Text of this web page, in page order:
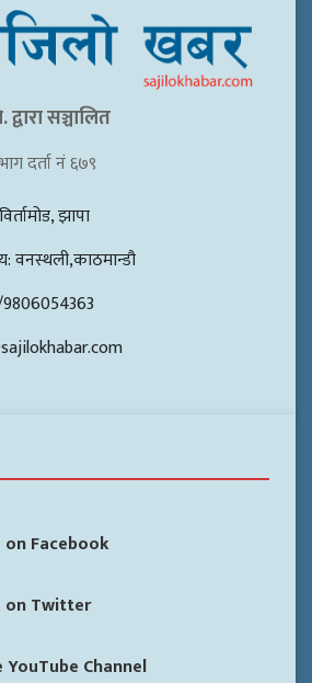
सञ्चालित
दर्ता नं ६७९
झापा
वनस्थली,काठमान्डौ
Facebook
on Twitter
YouTube Channel